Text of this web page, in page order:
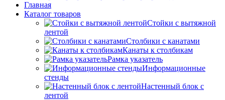
Главная
Каталог товаров
Стойки с вытяжной
лентой
Столбики с канатами
Канаты к столбикам
Рамка указатель
Информационные
стенды
Настенный блок с
лентой